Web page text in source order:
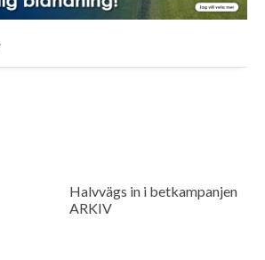
Halvvägs in i betkampanjen
ARKIV